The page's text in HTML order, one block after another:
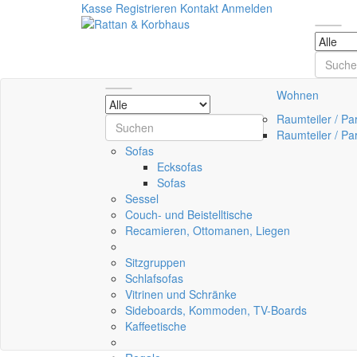
Kasse Registrieren Kontakt Anmelden
Wohnen
Raumteiler /
Raumteiler /
Sofas
Ecksofas
Sofas
Sessel
Couch- und Beistelltische
Recamieren, Ottomanen, Liegen
Sitzgruppen
Schlafsofas
Vitrinen und Schränke
Sideboards, Kommoden, TV-Boards
Kaffeetische